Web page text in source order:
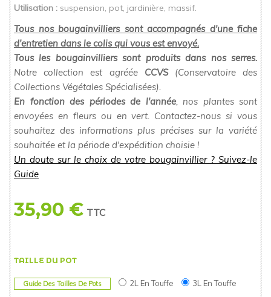
Utilisation : suspension, pot, jardinière, massif.
Tous nos bougainvilliers sont accompagnés d'une fiche
d'entretien dans le colis qui vous est envoyé.
Tous les bougainvilliers sont produits dans nos serres.
Notre collection est agréée CCVS(Conservatoire des
Collections Végétales Spécialisées).
En fonction des périodes de l'année, nos plantes sont
envoyées en fleurs ou en vert. Contactez-nous si vous
souhaitez des informations plus précises sur la variété
souhaitée et la période d'expédition choisie !
Un doute sur le choix de votre bougainvillier ? Suivez-le
Guide
35,90 € TTC
TAILLE DU POT
Guide Des Tailles De Pots 2L En Touffe 3L En Touffe